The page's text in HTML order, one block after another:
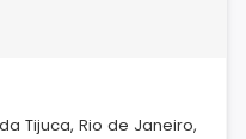
Tijuca, Rio de Janeiro,